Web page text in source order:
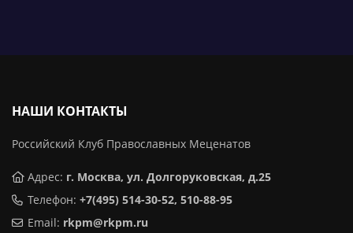
НАШИ КОНТАКТЫ
Российский Клуб Православных Меценатов
Адрес: г. Москва, ул. Долгоруковская, д.25
Телефон: +7(495) 514-30-52, 510-88-95
Email: rkpm@rkpm.ru